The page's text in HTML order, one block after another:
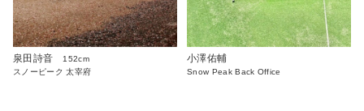
泉田詩音
152cm
スノーピーク 太宰府
小澤佑輔
Snow Peak Back Office